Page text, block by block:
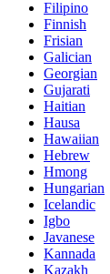
Filipino
Finnish
Frisian
Galician
Georgian
Gujarati
Haitian
Hausa
Hawaiian
Hebrew
Hmong
Hungarian
Icelandic
Igbo
Javanese
Kannada
Kazakh